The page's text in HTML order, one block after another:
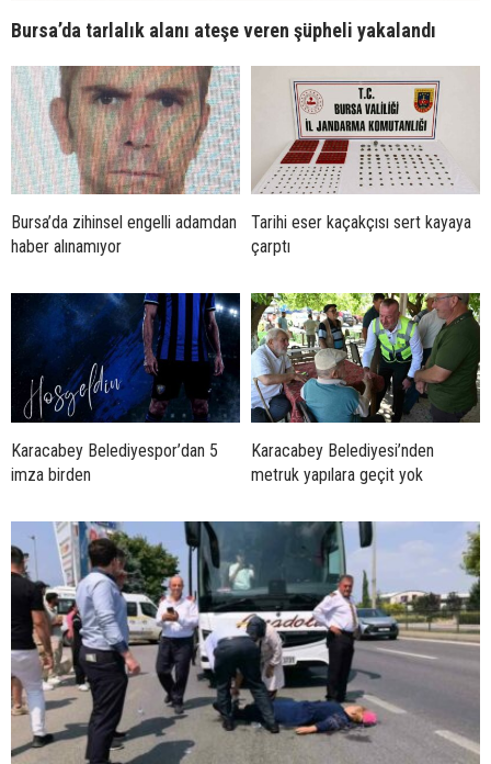
Bursa’da tarlalık alanı ateşe veren şüpheli yakalandı
Bursa’da zihinsel engelli adamdan
haber alınamıyor
Tarihi eser kaçakçısı sert kayaya
çarptı
Karacabey Belediyespor’dan 5
imza birden
Karacabey Belediyesi’nden
metruk yapılara geçit yok